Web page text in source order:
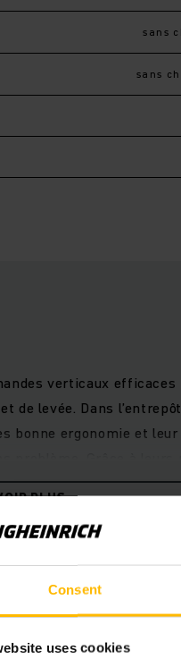
Consent
uses cookies
sans
sans
verticaux
de levée. Dans
bonne ergonomie et
large gamme
panoramique.
412 et EKS 310
PLUS